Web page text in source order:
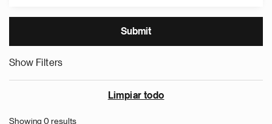
Show Filters
Limpiar todo
Showing 0 results